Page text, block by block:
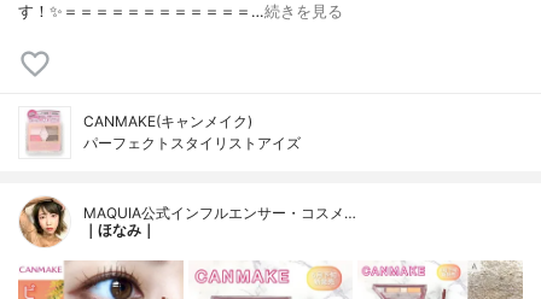
す！✨＝＝＝＝＝＝＝＝＝＝＝＝…続きを見る
CANMAKE(キャンメイク)
パーフェクトスタイリストアイズ
MAQUIA公式インフルエンサー・コスメ…
｜ほなみ｜